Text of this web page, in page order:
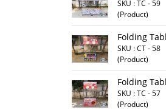
SKU : TC - 59
(Product)
Folding
SKU : CT - 58
(Product)
Folding
SKU : TC - 57
(Product)